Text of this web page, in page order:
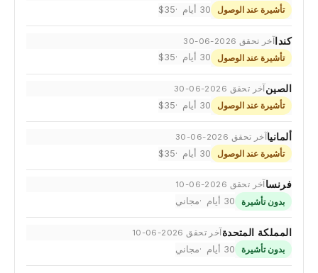
تأشيرة عند الوصول 30 أيام $35
كنداآخر تحقق 2026-06-30
تأشيرة عند الوصول 30 أيام $35
الصين آخر تحقق 2026-06-30
تأشيرة عند الوصول 30 أيام $35
ألمانياآخر تحقق 2026-06-30
تأشيرة عند الوصول 30 أيام $35
فرنسا آخر تحقق 2026-06-10
بدون تأشيرة 30 أيام مجاني
المملكة المتحدة آخر تحقق 2026-06-10
بدون تأشيرة 30 أيام مجاني